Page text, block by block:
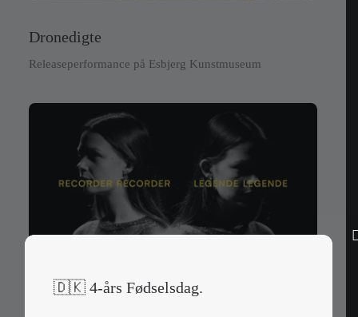
Dronedigte
Releaseperformance på Esbjerg Kunstmuseum
🇩🇰 4-års Fødselsdag.